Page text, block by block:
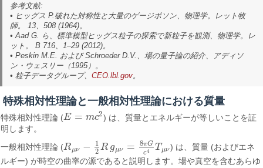
参考文献:
• ヒッグス P.破れた対称性と大量のゲージボソン、物理学。レット牧
師。 13、508 (1964)。
• Aad G. ら、 標準模型ヒッグス粒子の探索で新粒子を観測、物理学。レ
ット。 B 716、1–29 (2012)。
• Peskin M.E. および Schroeder D.V.、 場の量子論の紹介、アディソ
ン・ウェスリー（1995）。
• 粒子データグループ、 CEO.lbl.gov。
特殊相対性理論と一般相対性理論における質量
特殊相対性理論 (E = mc2
E= mc 2
) は、質量とエネルギーが等しいことを証
明します。
一般相対性理論 (Rμν −
1
2 R gμν = 8πG
c4 Tμν
Rμν− 12 Rgμν=8π Gc 4Tμν
) は、質量 (およびエネ
ルギー) が時空の曲率の源であると説明します。場や真空を含むあらゆ